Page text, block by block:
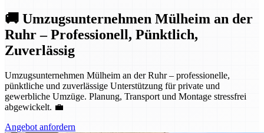
🚚 Umzugsunternehmen Mülheim an der
Ruhr – Professionell, Pünktlich,
Zuverlässig
Umzugsunternehmen Mülheim an der Ruhr – professionelle,
pünktliche und zuverlässige Unterstützung für private und
gewerbliche Umzüge. Planung, Transport und Montage stressfrei
abgewickelt. 💼
Angebot anfordern